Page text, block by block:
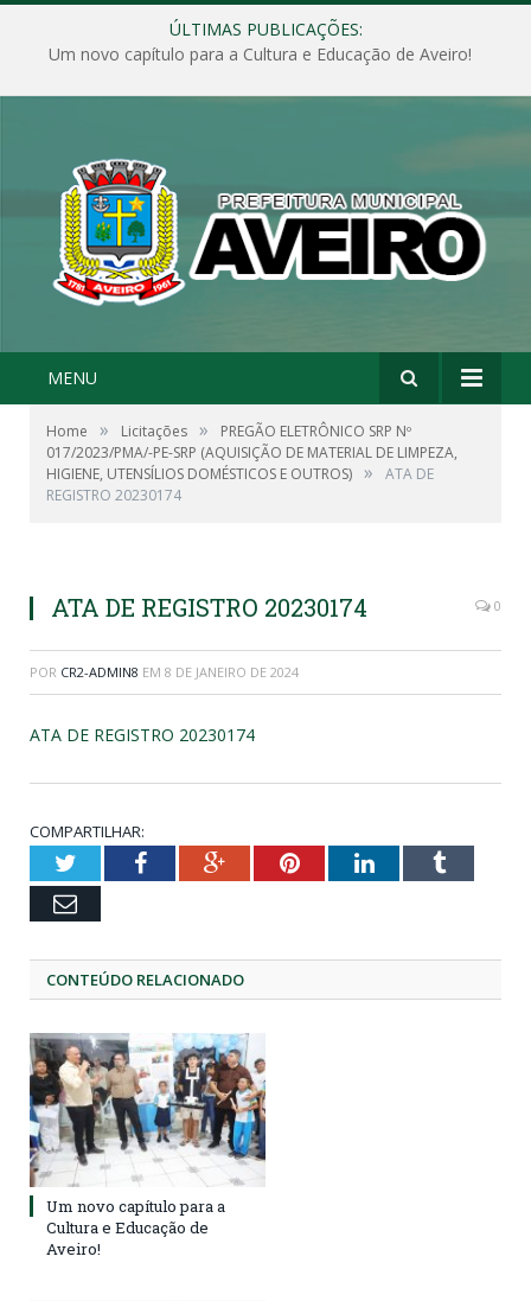
ÚLTIMAS PUBLICAÇÕES:
Um novo capítulo para a Cultura e Educação de Aveiro!
MENU
Home » Licitações »
PREGÃO ELETRÔNICO SRP Nº
017/2023/PMA/-PE-SRP (AQUISIÇÃO DE MATERIAL DE LIMPEZA,
HIGIENE, UTENSÍLIOS DOMÉSTICOS E OUTROS) »
ATA DE
REGISTRO 20230174
ATA DE REGISTRO 20230174 0
POR CR2-ADMIN8 EM 8 DE JANEIRO DE 2024
ATA DE REGISTRO 20230174
COMPARTILHAR:
TwitterFacebookGoogle+PinterestLinkedInTumblr
Email
CONTEÚDO RELACIONADO
Um novo capítulo para a
Cultura e Educação de
Aveiro!